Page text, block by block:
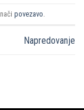
povezavo
Napredovanje